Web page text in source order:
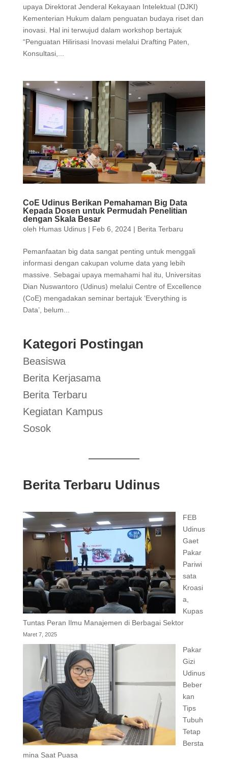
upaya Direktorat Jenderal Kekayaan Intelektual (DJKI)
Kementerian Hukum dalam penguatan budaya riset dan
inovasi. Hal ini terwujud dalam workshop bertajuk
“Penguatan Hilirisasi Inovasi melalui Drafting Paten,
Konsultasi,...
CoE Udinus Berikan Pemahaman Big Data
Kepada Dosen untuk Permudah Penelitian
dengan Skala Besar
oleh Humas Udinus| Feb 6, 2024| Berita Terbaru
Pemanfaatan big data sangat penting untuk menggali
informasi dengan cakupan volume data yang lebih
massive. Sebagai upaya memahami hal itu, Universitas
Dian Nuswantoro (Udinus) melalui Centre of Excellence
(CoE) mengadakan seminar bertajuk ‘Everything is
Data’, belum...
Kategori Postingan
Beasiswa
Berita Kerjasama
Berita Terbaru
Kegiatan Kampus
Sosok
Berita Terbaru Udinus
FEB
Udinus
Gaet
Pakar
Pariwi
sata
Kroasi
a,
Kupas
Tuntas Peran Ilmu Manajemen di Berbagai Sektor
Maret 7, 2025
Pakar
Gizi
Udinus
Beber
kan
Tips
Tubuh
Tetap
Bersta
mina Saat Puasa